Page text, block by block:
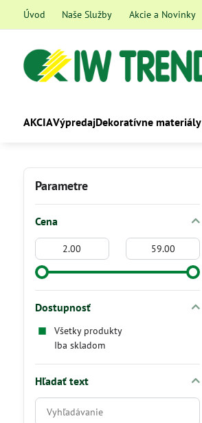
Úvod Naše Služby Akcie a Novinky
AKCIAVýpredajDekoratívne materiály
Parametre
Cena
Od:
Do:
Dostupnosť
Všetky produkty
Iba skladom
Hľadať text
Prehľadať